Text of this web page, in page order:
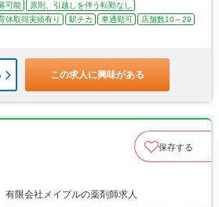
可能
原則、引越しを伴う転勤なし
休取得実績有り 駅チカ 車通勤可
店舗数10～29
この求人に興味がある
保存する
限会社メイプルの薬剤師求人